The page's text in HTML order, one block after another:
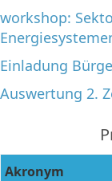
workshop:
Einladung
Auswertung 2.
Akronym